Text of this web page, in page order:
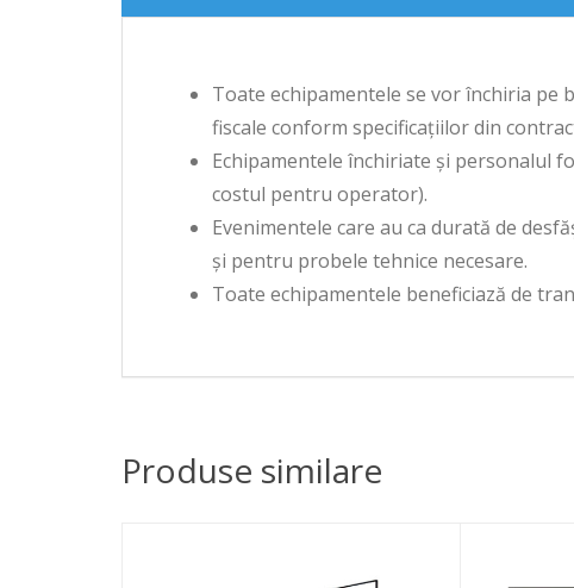
Toate echipamentele se vor închiria pe
fiscale conform specificațiilor din
Echipamentele închiriate și personalul
costul pentru operator).
Evenimentele care au ca durată de
și pentru probele tehnice necesare.
Toate echipamentele beneficiază de
Produse similare